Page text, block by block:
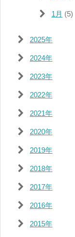
1月 (5)
2025年
2024年
2023年
2022年
2021年
2020年
2019年
2018年
2017年
2016年
2015年